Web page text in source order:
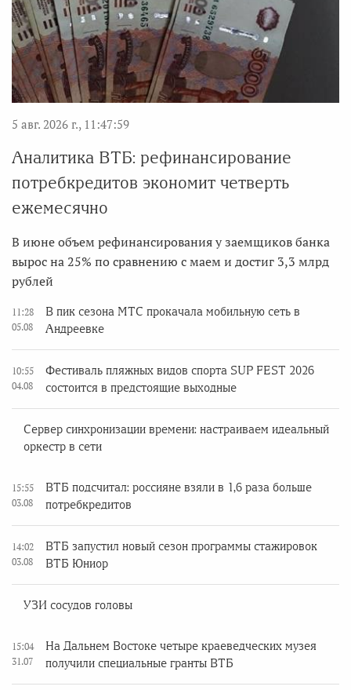
5 авг. 2026 г., 11:47:59
Аналитика ВТБ: рефинансирование
потребкредитов экономит четверть
ежемесячно
В июне объем рефинансирования у заемщиков банка
вырос на 25% по сравнению с маем и достиг 3,3 млрд
рублей
11:28
05.08
В пик сезона МТС прокачала мобильную сеть в
Андреевке
10:55
04.08
Фестиваль пляжных видов спорта SUP FEST 2026
состоится в предстоящие выходные
Сервер синхронизации времени: настраиваем идеальный
оркестр в сети
15:55
03.08
ВТБ подсчитал: россияне взяли в 1,6 раза больше
потребкредитов
14:02
03.08
ВТБ запустил новый сезон программы стажировок
ВТБ Юниор
УЗИ сосудов головы
15:04
31.07
На Дальнем Востоке четыре краеведческих музея
получили специальные гранты ВТБ